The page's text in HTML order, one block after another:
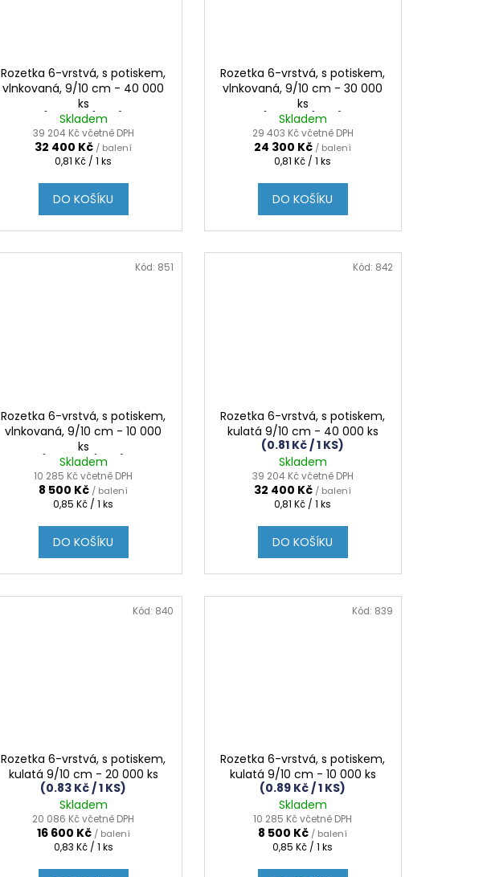
Rozetka 6-vrstvá, s potiskem,
vlnkovaná, 9/10 cm - 40 000
ks
(0.81 Kč / 1 KS)
Skladem
39 204 Kč včetně DPH
32 400 Kč / balení
Měrná
0,81 Kč / 1 ks
DO KOŠÍKU
Rozetka 6-vrstvá, s potiskem,
vlnkovaná, 9/10 cm - 30 000
ks
(0.81 Kč / 1 KS)
Skladem
29 403 Kč včetně DPH
24 300 Kč / balení
Měrná
0,81 Kč / 1 ks
DO KOŠÍKU
Rozetka 6-vrstvá, s potiskem,
vlnkovaná, 9/10 cm - 10 000
ks
(0.85 Kč / 1 KS)
Skladem
10 285 Kč včetně DPH
8 500 Kč / balení
Měrná
0,85 Kč / 1 ks
DO KOŠÍKU
Kód: 851
Rozetka 6-vrstvá, s potiskem,
kulatá 9/10 cm - 40 000 ks
(0.81 Kč / 1 KS)
Skladem
39 204 Kč včetně DPH
32 400 Kč / balení
Měrná
0,81 Kč / 1 ks
DO KOŠÍKU
Kód: 842
Rozetka 6-vrstvá, s potiskem,
kulatá 9/10 cm - 20 000 ks
(0.83 Kč / 1 KS)
Skladem
20 086 Kč včetně DPH
16 600 Kč / balení
Měrná
0,83 Kč / 1 ks
Kód: 840
Rozetka 6-vrstvá, s potiskem,
kulatá 9/10 cm - 10 000 ks
(0.89 Kč / 1 KS)
Skladem
10 285 Kč včetně DPH
8 500 Kč / balení
Měrná
0,85 Kč / 1 ks
Kód: 839